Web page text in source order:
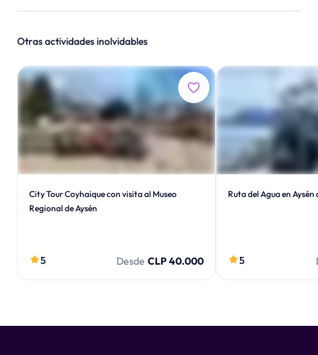
Otras actividades inolvidables
City Tour Coyhaique con visita al Museo
Regional de Aysén
5 Desde CLP 40.000
Ruta del Agua en
5